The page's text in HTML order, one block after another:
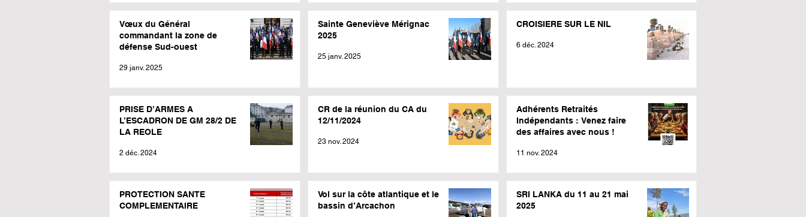
Vœux du Général
commandant la zone de
défense Sud-ouest
29 janv. 2025
Sainte Geneviève Mérignac
2025
25 janv. 2025
CROISIERE SUR LE NIL
6 déc. 2024
PRISE D’ARMES A
L’ESCADRON DE GM 28/2 DE
LA REOLE
2 déc. 2024
CR de la réunion du CA du
12/11/2024
23 nov. 2024
Adhérents Retraités
Indépendants : Venez faire
des affaires avec nous !
11 nov. 2024
PROTECTION SANTE
COMPLEMENTAIRE
Vol sur la côte atlantique et le
bassin d’Arcachon
SRI LANKA du 11 au 21 mai
2025